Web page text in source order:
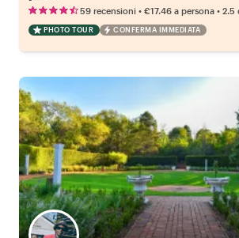
59 recensioni • €17.46 a persona • 2.5
PHOTO TOUR CONFERMA IMMEDIATA